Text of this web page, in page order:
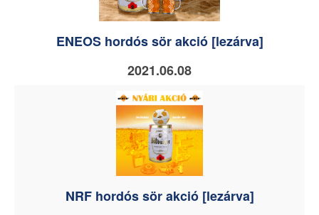
ENEOS hordós sör akció [lezárva]
2021.06.08
NRF hordós sör akció [lezárva]